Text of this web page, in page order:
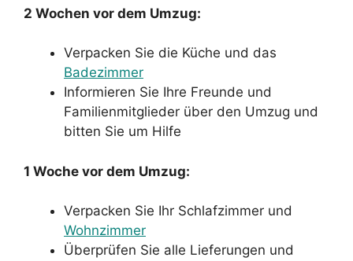
2 Wochen vor dem Umzug:
Verpacken Sie die Küche und das
Badezimmer
Informieren Sie Ihre Freunde und
Familienmitglieder über den Umzug und
bitten Sie um Hilfe
1 Woche vor dem Umzug:
Verpacken Sie Ihr Schlafzimmer und
Wohnzimmer
Überprüfen Sie alle Lieferungen und